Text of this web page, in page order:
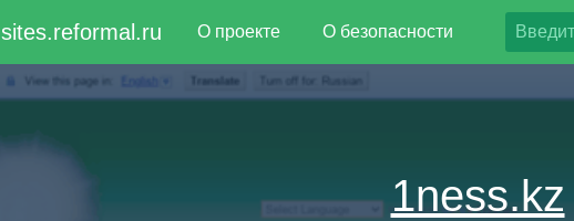
sites.reformal.ru О проекте О безопасности
1ness.kz